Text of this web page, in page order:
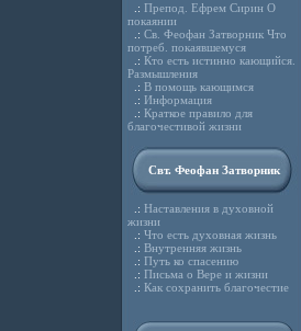
.: Препод. Ефрем Сирин О
покаянии
.: Св. Феофан Затворник Что
потреб. покаявшемуся
.: Кто есть истинно кающийся.
Размышления
.: В помощь кающимся
.: Информация
.: Краткое правило для
благочестивой жизни
Свт. Феофан Затворник
.: Наставления в духовной
жизни
.: Что есть духовная жизнь
.: Внутренняя жизнь
.: Путь ко спасению
.: Письма о Вере и жизни
.: Как сохранить благочестие